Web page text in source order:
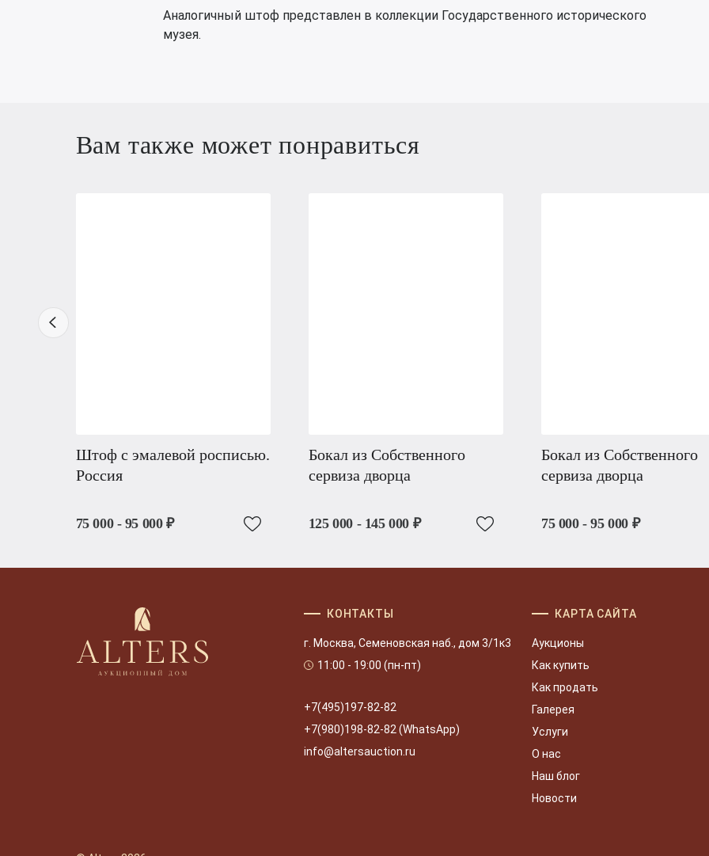
Аналогичный штоф представлен в коллекции Государственного исторического
музея.
Вам также может понравиться
Штоф с эмалевой росписью.
Россия
75 000 - 95 000 ₽
Бокал из Собственного
сервиза дворца
125 000 - 145 000 ₽
Бокал из Собственного
сервиза дворца
75 000 - 95 000 ₽
КОНТАКТЫ
г. Москва, Семеновская наб., дом 3/1к3
11:00 - 19:00 (пн-пт)
+7(495)197-82-82
+7(980)198-82-82 (WhatsApp)
info@altersauction.ru
КАРТА САЙТА
Аукционы
Как купить
Как продать
Галерея
Услуги
О нас
Наш блог
Новости